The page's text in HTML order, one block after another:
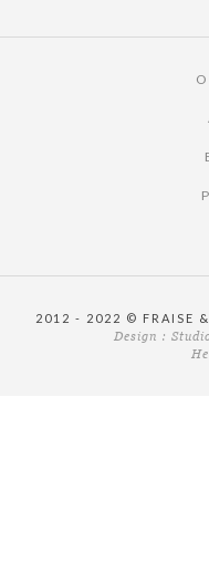
2012 - 2022 © FRAISE
Design :